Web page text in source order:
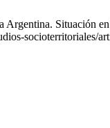
Situación
socioterritoriales/